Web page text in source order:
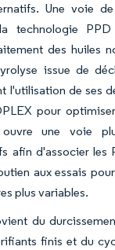
Une voie
technologie
des huiles
issue de
l'utilisation de ses
pour
ouvre une voie
afin d'associer les
aux essais
plus variables.
du
finis et du